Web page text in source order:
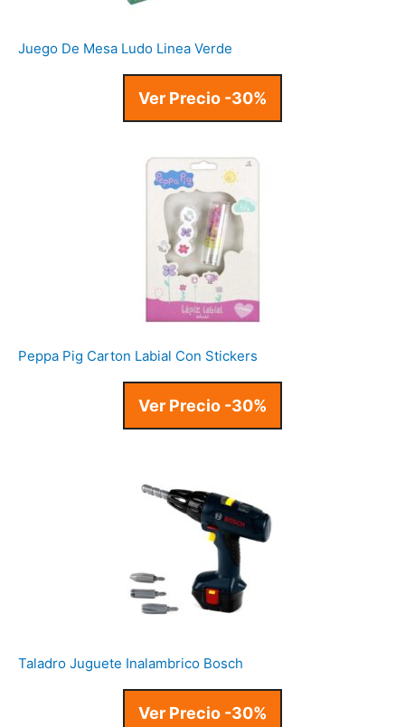
Juego De Mesa Ludo Linea Verde
Ver Precio -30%
Peppa Pig Carton Labial Con Stickers
Ver Precio -30%
Taladro Juguete Inalambrico Bosch
Ver Precio -30%